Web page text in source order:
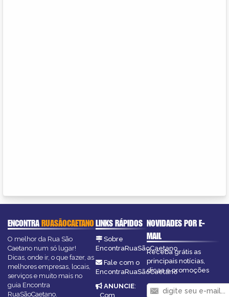
ENCONTRARUASÃOCAETANO
O melhor da Rua São
Caetano num só lugar!
Dicas, onde ir, o que fazer, as
melhores empresas, locais,
serviços e muito mais no
guia Encontra
RuaSãoCaetano.
LINKS RÁPIDOS
Sobre
EncontraRuaSãoCaetano
Fale com o
EncontraRuaSãoCaetano
ANUNCIE:
Com
NOVIDADES POR E-
MAIL
Receba grátis as
principais notícias,
dicas e promoções